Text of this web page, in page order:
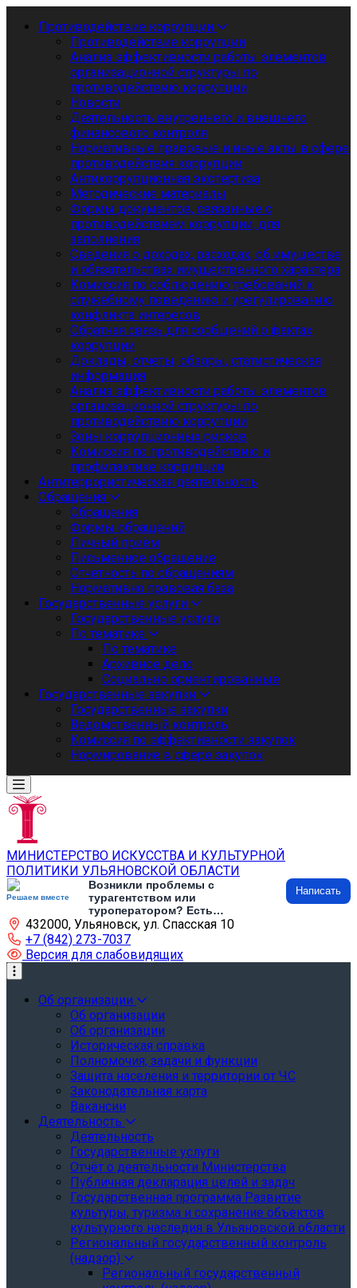
Противодействие коррупции
Противодействие коррупции
Анализ эффективности работы элементов
организационной структуры по
противодействию коррупции
Новости
Деятельность внутреннего и внешнего
финансового контроля
Нормативные правовые и иные акты в сфере
противодействия коррупции
Антикоррупционная экспертиза
Методические материалы
Формы документов, связанные с
противодействием коррупции, для
заполнения
Сведения о доходах, расходах, об имуществе
и обязательствах имущественного характера
Комиссия по соблюдению требований к
служебному поведению и урегулированию
конфликта интересов
Обратная связь для сообщений о фактах
коррупции
Доклады, отчеты, обзоры, статистическая
информация
Анализ эффективности работы элементов
организационной структуры по
противодействию коррупции
Зоны коррупционных рисков
Комиссия по противодействию и
профилактике коррупции
Антитеррористическая деятельность
Обращения
Обращения
Формы обращений
Личный приём
Письменное обращение
Отчетность по обращениям
Нормативно правовая база
Государственные услуги
Государственные услуги
По тематике
По тематике
Архивное дело
Социально ориентированные
Государственные закупки
Государственные закупки
Ведомственный контроль
Комиссия по эффективности закупок
Нормирование в сфере закупок
МИНИСТЕРСТВО ИСКУССТВА И КУЛЬТУРНОЙ
ПОЛИТИКИ УЛЬЯНОВСКОЙ ОБЛАСТИ
Решаем вместе
Возникли проблемы с
турагентством или
туроператором? Есть
предложения по развитию
туризма и туристической
инфраструктуры? Напишите об
этом
Написать
432000, Ульяновск, ул. Спасская 10
+7 (842) 273-7037
Версия для слабовидящих
Об организации
Об организации
Об организации
Историческая справка
Полномочия, задачи и функции
Защита населения и территории от ЧС
Законодательная карта
Вакансии
Деятельность
Деятельность
Государственные услуги
Отчёт о деятельности Министерства
Публичная декларация целей и задач
Государственная программа Развитие
культуры, туризма и сохранение объектов
культурного наследия в Ульяновской области
Региональный государственный контроль
(надзор)
Региональный государственный